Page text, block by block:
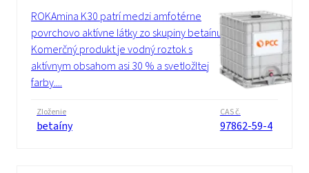
ROKAmina K30 patrí medzi amfotérne
povrchovo aktívne látky zo skupiny betaínu.
Komerčný produkt je vodný roztok s
aktívnym obsahom asi 30 % a svetložltej
farby....
Zloženie
betaíny
CAS č.
97862-59-4